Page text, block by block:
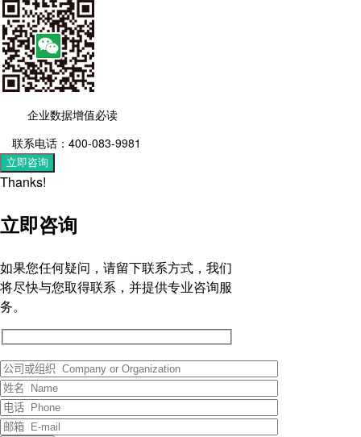
企业数据增值必读
联系电话：400-083-9981
立即咨询
Thanks!
立即咨询
如果您任何疑问，请留下联系方式，我们
将尽快与您取得联系，并提供专业咨询服
务。